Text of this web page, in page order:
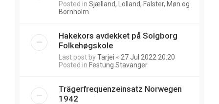
Posted in Sjælland, Lolland, Falster, Møn og
Bornholm
Hakekors avdekket på Solgborg
Folkehøgskole
Last post byTarjei « 27 Jul 2022 20:20
Posted in Festung Stavanger
Trägerfrequenzeinsatz Norwegen
1942